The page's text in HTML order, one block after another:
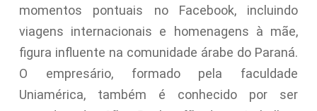
momentos pontuais no Facebook, incluindo
viagens internacionais e homenagens à mãe,
figura influente na comunidade árabe do Paraná.
O empresário, formado pela faculdade
Uniamérica, também é conhecido por ser